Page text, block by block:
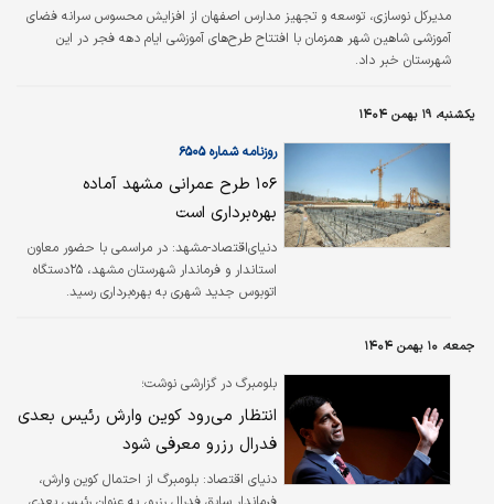
کروز چندمنظوره در مسیر خلیج فارس نهایی شده
و فرآیندهای اداری و اخذ مجوزها با سرعت در حال
مدیرکل نوسازی، توسعه و تجهیز مدارس اصفهان از افزایش محسوس سرانه فضای
آموزشی شاهین شهر همزمان با افتتاح طرح‌های آموزشی ایام دهه فجر در این
شهرستان خبر داد.
یکشنبه، ۱۹ بهمن ۱۴۰۴
روزنامه شماره ۶۵۰۵
۱۰۶ طرح عمرانی مشهد آماده
بهره‌برداری است
دنیای‌اقتصاد-مشهد: در مراسمی با حضور معاون
استاندار و فرماندار شهرستان مشهد، ۲۵دستگاه
اتوبوس جدید شهری به بهره‌برداری رسید.
مدیران استان برقرار است.
جمعه، ۱۰ بهمن ۱۴۰۴
بلومبرگ در گزارشی نوشت؛
انتظار می‌رود کوین وارش رئیس بعدی
فدرال رزرو معرفی شود
دنیای اقتصاد: بلومبرگ از احتمال کوین وارش،